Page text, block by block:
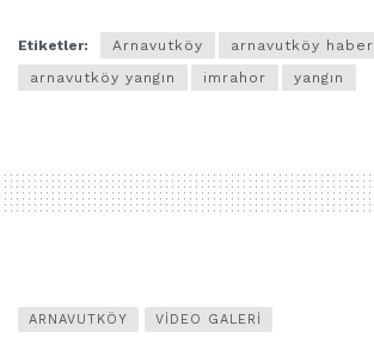
Etiketler: Arnavutköy
arnavutköy haber
arnavutköy yangın
imrahor yangın
ARNAVUTKÖY VIDEO GALERI